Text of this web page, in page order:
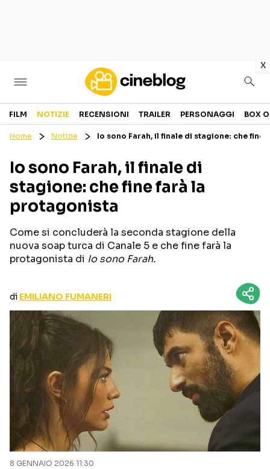
x
Cinema
GENERI
PERSONAGGI
CANALI STREAMING
Categorie
NOTIZIE
RECENSIONI
TRAILER
Seguici sui social
FILM NOTIZIE RECENSIONI TRAILER PERSONAGGI BOX
Home Notizie Io sono Farah, il finale di stagione: che fine
Io sono Farah, il finale di
stagione: che fine farà la
protagonista
Come si concluderà la seconda stagione della
nuova soap turca di Canale 5 e che fine farà la
protagonista di Io sono Farah.
di EMILIANO FUMANERI
8 GENNAIO 2026 11:30